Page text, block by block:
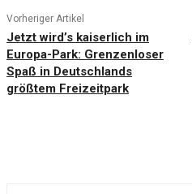
Vorheriger Artikel
Jetzt wird’s kaiserlich im
Europa-Park: Grenzenloser
Spaß in Deutschlands
größtem Freizeitpark